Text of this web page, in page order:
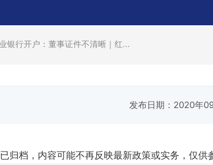
银行开户：董事证件不清晰｜红...
发布日期：2020年
归档，内容可能不再反映最新政策或实务，仅供